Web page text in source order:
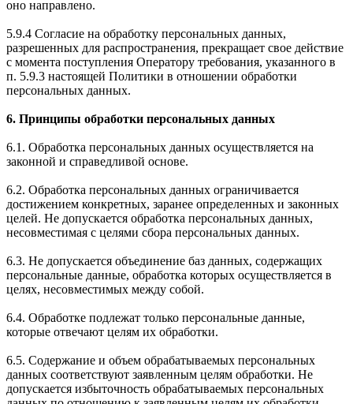
оно направлено.
5.9.4 Согласие на обработку персональных данных,
разрешенных для распространения, прекращает свое действие
с момента поступления Оператору требования, указанного в
п. 5.9.3 настоящей Политики в отношении обработки
персональных данных.
6. Принципы обработки персональных данных
6.1. Обработка персональных данных осуществляется на
законной и справедливой основе.
6.2. Обработка персональных данных ограничивается
достижением конкретных, заранее определенных и законных
целей. Не допускается обработка персональных данных,
несовместимая с целями сбора персональных данных.
6.3. Не допускается объединение баз данных, содержащих
персональные данные, обработка которых осуществляется в
целях, несовместимых между собой.
6.4. Обработке подлежат только персональные данные,
которые отвечают целям их обработки.
6.5. Содержание и объем обрабатываемых персональных
данных соответствуют заявленным целям обработки. Не
допускается избыточность обрабатываемых персональных